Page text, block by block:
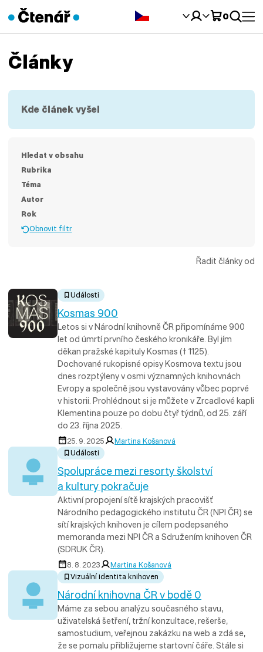
0
Články
Kde článek vyšel
Hledat v obsahu
Rubrika
Téma
Autor
Rok
Obnovit filtr
Řadit články od
Události
Kosmas 900
Letos si v Národní knihovně ČR připomínáme 900
let od úmrtí prvního českého kronikáře. Byl jím
děkan pražské kapituly Kosmas († 1125).
Dochované rukopisné opisy Kosmova textu jsou
dnes rozptýleny v osmi významných knihovnách
Evropy a společně jsou vystavovány vůbec poprvé
v historii. Prohlédnout si je můžete v Zrcadlové kapli
Klementina pouze po dobu čtyř týdnů, od 25. září
do 23. října 2025.
25. 9. 2025
Martina Košanová
Události
Spolupráce mezi resorty školství
a kultury pokračuje
Aktivní propojení sítě krajských pracovišť
Národního pedagogického institutu ČR (NPI ČR) se
sítí krajských knihoven je cílem podepsaného
memoranda mezi NPI ČR a Sdružením knihoven ČR
(SDRUK ČR).
8. 8. 2023
Martina Košanová
Vizuální identita knihoven
Národní knihovna ČR v bodě 0
Máme za sebou analýzu současného stavu,
uživatelská šetření, tržní konzultace, rešerše,
samostudium, veřejnou zakázku na web a zdá se,
že se pomalu přibližujeme startovní čáře. Stále si